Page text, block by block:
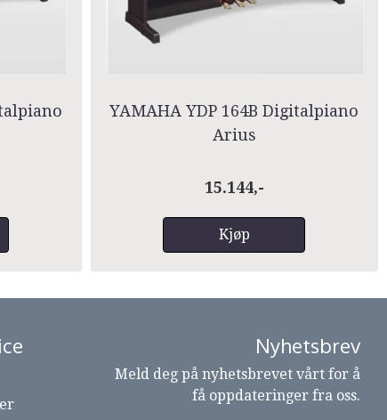
YAMAHA YDP 164B Digitalpiano
Arius
15.144,-
Kjøp
Nyhetsbrev
Meld deg på nyhetsbrevet vårt for å
få oppdateringer fra oss.